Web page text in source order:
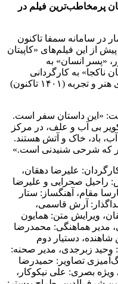
پرمخاطب‌ترین فیلم در
در سامانه سمفا تاکنون
پیش از این فیلم‌های «کاپیتان
«پسر انسان» به
ناکجا» به کارگردانی
شهاب حسینی پرمخاطب‌ترین فیلم‌های هنر و تجربه (۱۴۰۱ تاکنون)
«این داستان سفر است.
بی آب و علف، در مرکز
باد، خاک و آتش هستند.
که شرحی شنیدنی است.»
علیرضا دهقان،
راحیل صحرایی و علیرضا
مقام، آهنگساز: ستار
آرش قاسمی،
ویرایش متن: همایون
مدیر هماهنگی: محمدرضا
دستیار دوم
وحید زبرجدی، مدیر صحنه:
تصاویر: حمیدرضا
بصری: علی نیکوکار،